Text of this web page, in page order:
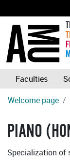
Faculties
Welcome page
PIANO
Specialization of